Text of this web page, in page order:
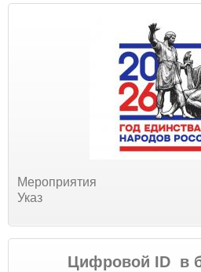
Мероприятия
Указ
Цифровой ID в